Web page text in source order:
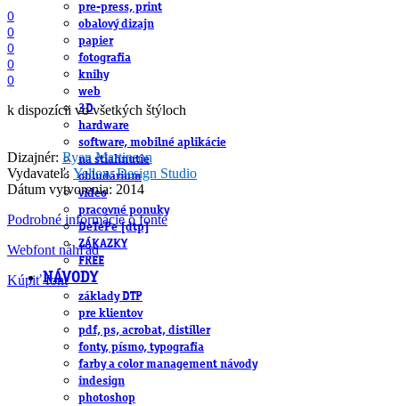
pre-press, print
obalový dizajn
papier
fotografia
knihy
web
3D
hardware
software, mobilné aplikácie
na stiahnutie
obludárium
video
pracovné ponuky
DeTePe [dtp]
ZÁKAZKY
FREE
NÁVODY
základy DTP
pre klientov
pdf, ps, acrobat, distiller
fonty, písmo, typografia
farby a color management návody
indesign
photoshop
0
0
0
0
0
k dispozícii vo všetkých štýloch
Dizajnér: Ryan Martinson
Vydavateľ: Yellow Design Studio
Dátum vytvorenia: 2014
Podrobné informácie o fonte
Webfont náhľad
Kúpiť font